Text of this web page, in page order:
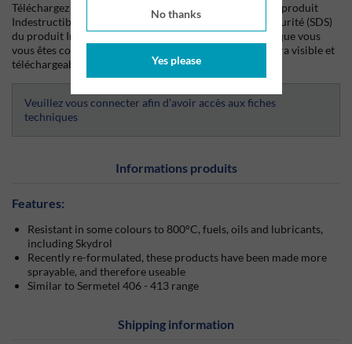
No thanks
Yes please
Téléchargez dès aujourd'hui la fiche technique (TDS) du produit
Indestructible Paint ainsi que la fiche de données de sécurité (SDS)
du produit Indestructible Paint depuis Silmid. Une fois que vous
vous êtes connecté(e) ou inscrit(e), la fiche technique sera visible et
téléchargeable.
Veuillez vous connecter afin d’avoir accès aux fiches
techniques
Informations produits
Features:
Resistant in some colours to 800°C, fuels, oils and lubricants,
including Skydrol
Recently re-formulated, these products have been made more
sprayable, and therefore useable
Similar to Sermetel 406 - 413 range
Shipping information